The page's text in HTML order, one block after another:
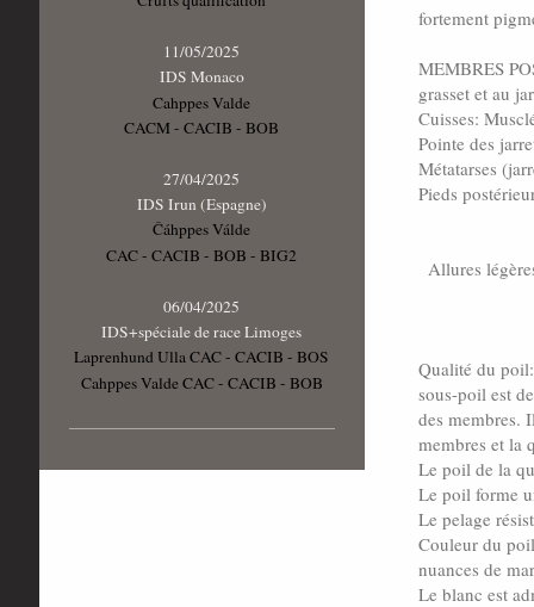
fortement
MEMBRES
grasset et au
Cuisses:
Pointe des
Métatarses
Pieds
Allures
Qualité du
sous-poil est
des membres.
membres et la
Le poil de la
Le poil forme
Le pelage
Couleur du
nuances de
Le blanc est
11/05/2025
IDS Monaco
Cahppes Valde
CACM - CACIB - BOB
27/04/2025
IDS Irun (Espagne)
Čáhppes Válde
CAC - CACIB - BOB - BIG2
06/04/2025
IDS+spéciale de race Limoges
Laprenhund Ulla CAC - CACIB - BOS
Cahppes Valde CAC - CACIB - BOB